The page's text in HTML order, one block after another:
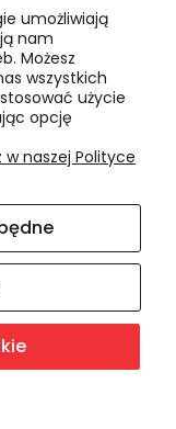
umożliwiają
nam
Możesz
wszystkich
użycie
opcję
naszej Polityce